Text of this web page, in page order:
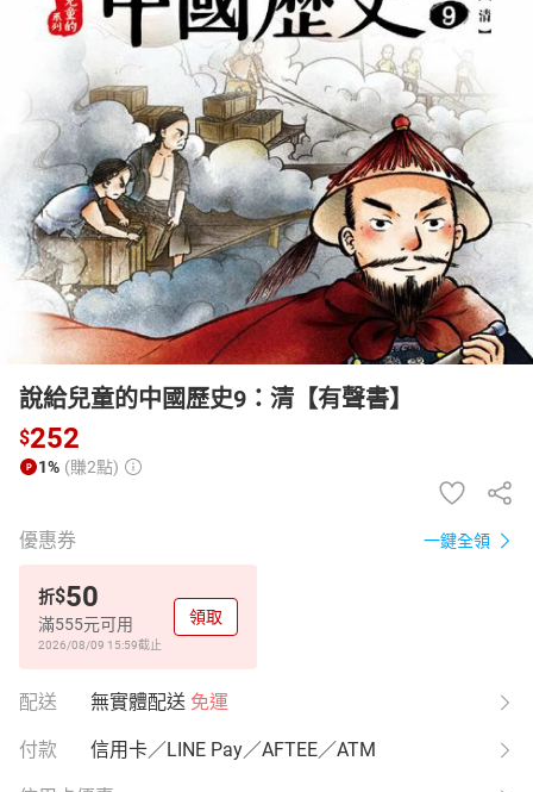
女裝 男裝 化妝保養 情趣用品
日本購物 電子/紙本書
HOT
說給兒童的中國歷史9：清【有聲書】
$252
1% (賺2點)
優惠券 一鍵全領
折$50
滿555元可用
2026/08/09 15:59截止
領取
配送 無實體配送 免運
付款 信用卡／LINE Pay／AFTEE／ATM